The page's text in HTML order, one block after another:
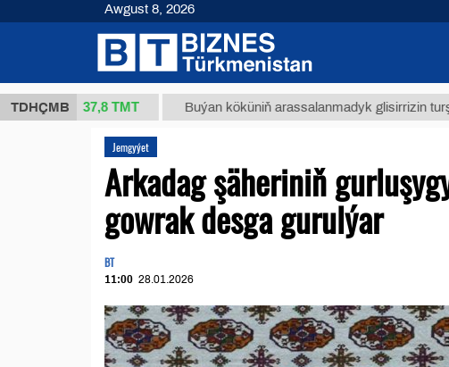
TDHÇMB
37,8 ТМТ Buýan köküniň arassalanmadyk glisirrizin turşusy
Jemgyýet
Arkadag şäheriniň
gowrak desga gurulýar
BT
11:00 28.01.2026
Awgust 8, 2026